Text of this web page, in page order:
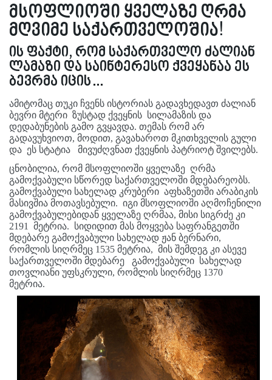
მსოფლიოში ყველაზე ღრმა
მღვიმე საქართველოშია!
ის ფაქტი, რომ საქართველო ძალიან
ლამაზი და საინტერესო ქვეყანაა ეს
ბევრმა იცის…
ამიტომაც თუკი ჩვენს ისტორიას გადავხედავთ ძალიან
ბევრი მტერი ზუსტად ქვეყნის სილამაზის და
დედაბუნების გამო გვყავდა. თემას რომ არ
გადავუხვიოთ, მოდით, გავახაროთ მკითხველის გული
და ეს სტატია მივუძღვნათ ქვეყნის პატრიოტ შვილებს.
ცნობილია, რომ მსოფლიოში ყველაზე ღრმა
გამოქვაბული სწორედ საქართველოში მდებარეობს.
გამოქვაბული სახელად კრუბერი აფხაზეთში არაბიკის
მასივშია მოთავსებული. იგი მსოფლიოში აღმოჩენილი
გამოქვაბულებიდან ყველაზე ღრმაა, მისი სიგრძე კი
2191 მეტრია. სიდიდით მას მოყვება საფრანგეთში
მდებარე გამოქვაბული სახელად ჟან ბერნარი,
რომლის სიღრმეც 1535 მეტრია, მის შემდეგ კი ასევე
საქართველოში მდებარე გამოქვაბული სახელად
თოვლიანი უფსკრული, რომლის სიღრმეც 1370
მეტრია.